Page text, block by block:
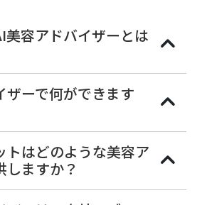
美容アドバイザーとは
ザーで何ができます
トはどのような美容ア
しますか？